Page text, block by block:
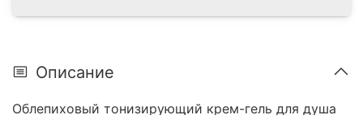
Описание
Облепиховый тонизирующий крем-гель для душа